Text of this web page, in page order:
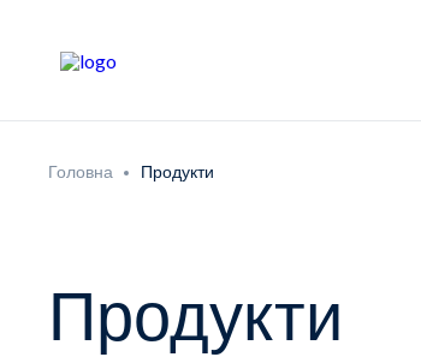
Головна Продукти
Продукти